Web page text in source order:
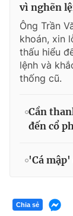
vì nghẽn
Ông Trần
khoán, xin
thấu hiểu
lệnh và
thống cũ.
Cần
đến cổ
'Cá
Chia sẻ